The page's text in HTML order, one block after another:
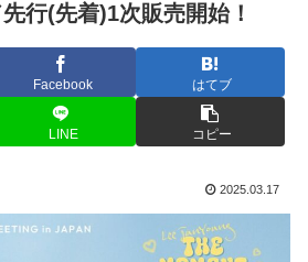
行(先着)1次販売開始！
Facebook はてブ
LINE コピー
2025.03.17